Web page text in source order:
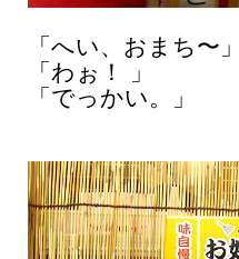
「へい、おまち〜」
「わぉ！ 」
「でっかい。」